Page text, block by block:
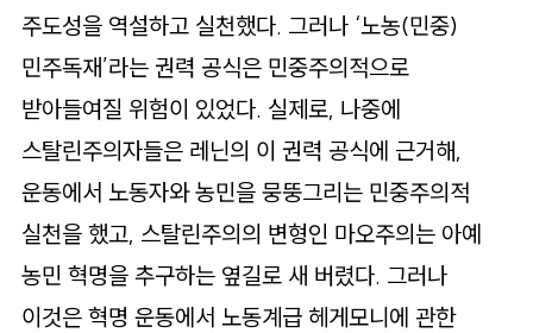
주도성을 역설하고 실천했다. 그러나 ‘노농(민중)
민주독재’라는 권력 공식은 민중주의적으로
받아들여질 위험이 있었다. 실제로, 나중에
스탈린주의자들은 레닌의 이 권력 공식에 근거해,
운동에서 노동자와 농민을 뭉뚱그리는 민중주의적
실천을 했고, 스탈린주의의 변형인 마오주의는 아예
농민 혁명을 추구하는 옆길로 새 버렸다. 그러나
이것은 혁명 운동에서 노동계급 헤게모니에 관한